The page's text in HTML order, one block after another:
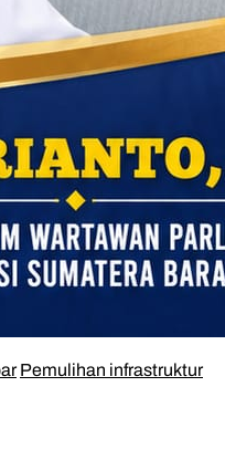
Pemulihan infrastruktur